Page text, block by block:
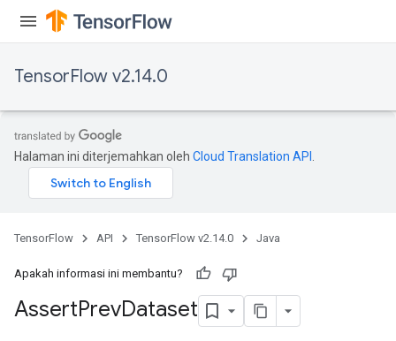
TensorFlow v2.14.0
Halaman ini diterjemahkan oleh Cloud Translation API
TensorFlow API TensorFlow v2.14.0 Java
Apakah informasi ini membantu?
AssertPrevDataset